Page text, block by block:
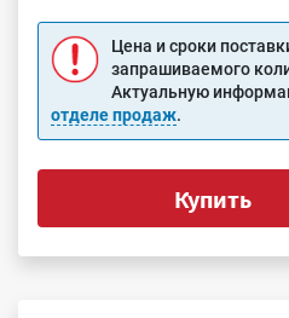
Цена и сроки
запрашиваемого
Актуальную
отделе продаж.
Купить